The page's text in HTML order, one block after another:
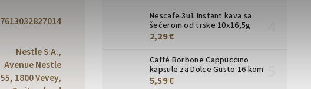
Nescafe 3u1 Instant kava sa
šećerom od trske 10x16,5g
2,29 €
Caffé Borbone Cappuccino
kapsule za Dolce Gusto 16 kom
5,59 €
7613032827014
Nestle S.A.,
Avenue Nestle
55, 1800 Vevey,